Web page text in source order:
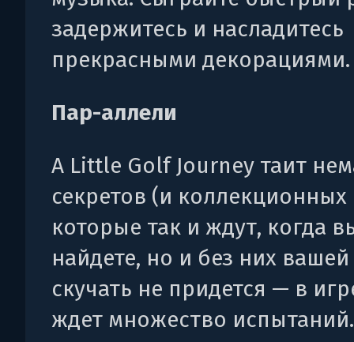
задержитесь и насладитесь
прекрасными декорациями.
Пар-аллели
A Little Golf Journey таит
секретов (и коллекционных
которые так и ждут, когда
найдете, но и без них
скучать не придется — в
ждет множество испытаний.